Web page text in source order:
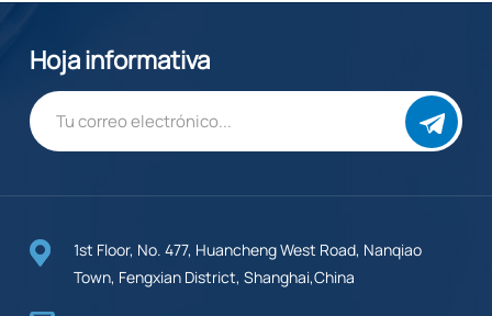
Hoja informativa
1st Floor, No. 477, Huancheng West Road, Nanqiao
Town, Fengxian District, Shanghai,China